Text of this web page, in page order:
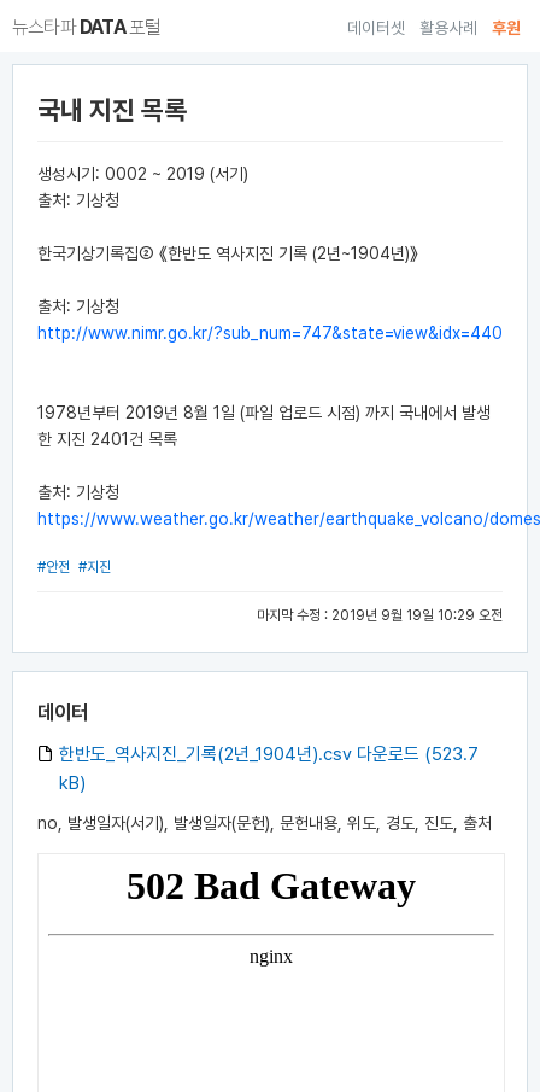
뉴스타파DATA포털 데이터셋 활용사례 후원
국내 지진 목록
생성시기: 0002 ~ 2019 (서기)
출처: 기상청
한국기상기록집② 《한반도 역사지진 기록 (2년~1904년)》
출처: 기상청
http://www.nimr.go.kr/?sub_num=747&state=view&idx=440
1978년부터 2019년 8월 1일 (파일 업로드 시점) 까지 국내에서 발생
한 지진 2401건 목록
출처: 기상청
https://www.weather.go.kr/weather/earthquake_volcano/
#안전 #지진
마지막 수정 : 2019년 9월 19일 10:29 오전
데이터
한반도_역사지진_기록(2년_1904년).csv 다운로드 (523.7
kB)
no, 발생일자(서기), 발생일자(문헌), 문헌내용, 위도, 경도, 진도, 출처